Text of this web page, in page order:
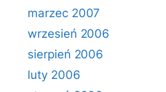
marzec 2007
wrzesień 2006
sierpień 2006
luty 2006